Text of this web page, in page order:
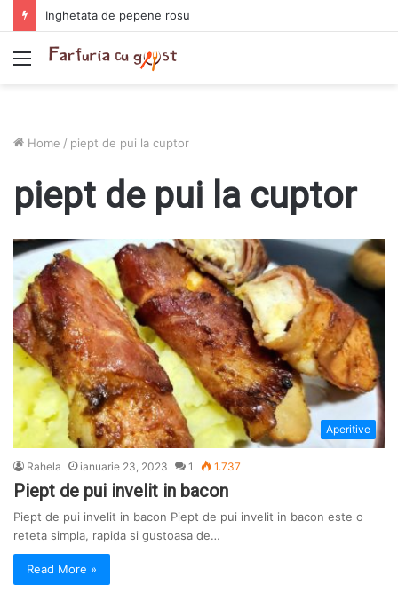
Inghetata de pepene rosu
Menu
Home / piept de pui la cuptor
piept de pui la cuptor
Aperitive
Rahela ianuarie 23, 2023 1 1.737
Piept de pui invelit in bacon
Piept de pui invelit in bacon Piept de pui invelit in bacon este o
reteta simpla, rapida si gustoasa de…
Read More »